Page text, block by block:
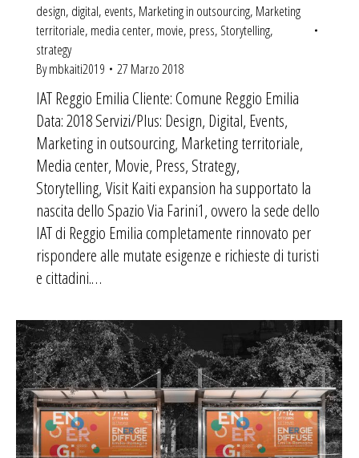
design, digital, events, Marketing in outsourcing, Marketing
territoriale, media center, movie, press, Storytelling,
strategy
Bymbkaiti2019 27 Marzo 2018
IAT Reggio Emilia Cliente: Comune Reggio Emilia
Data: 2018 Servizi/Plus: Design, Digital, Events,
Marketing in outsourcing, Marketing territoriale,
Media center, Movie, Press, Strategy,
Storytelling, Visit Kaiti expansion ha supportato la
nascita dello Spazio Via Farini1, ovvero la sede dello
IAT di Reggio Emilia completamente rinnovato per
rispondere alle mutate esigenze e richieste di turisti
e cittadini.…